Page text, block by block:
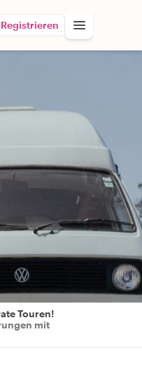
Registrieren
Touren!
mit